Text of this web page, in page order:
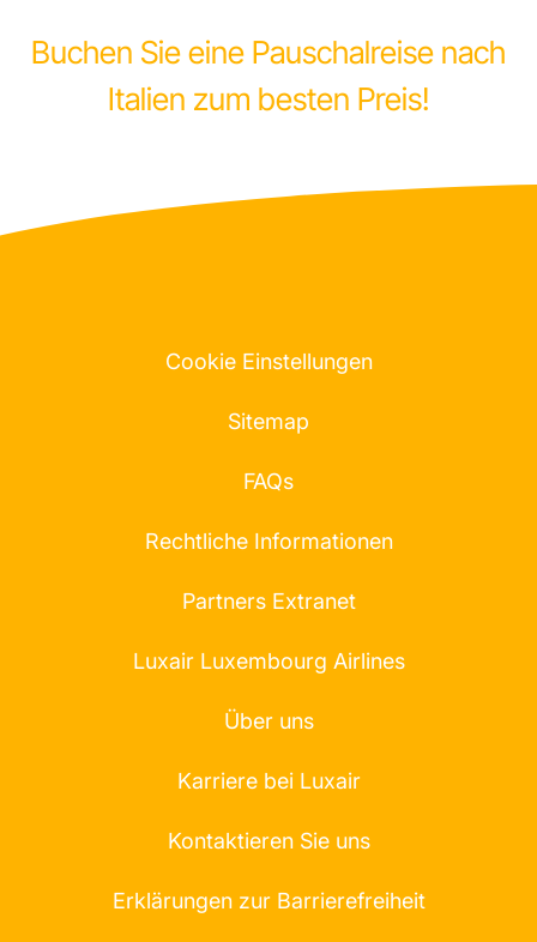
Buchen Sie eine Pauschalreise nach
Italien zum besten Preis!
Cookie Einstellungen
Sitemap
FAQs
Rechtliche Informationen
Partners Extranet
Luxair Luxembourg Airlines
Über uns
Karriere bei Luxair
Kontaktieren Sie uns
Erklärungen zur Barrierefreiheit